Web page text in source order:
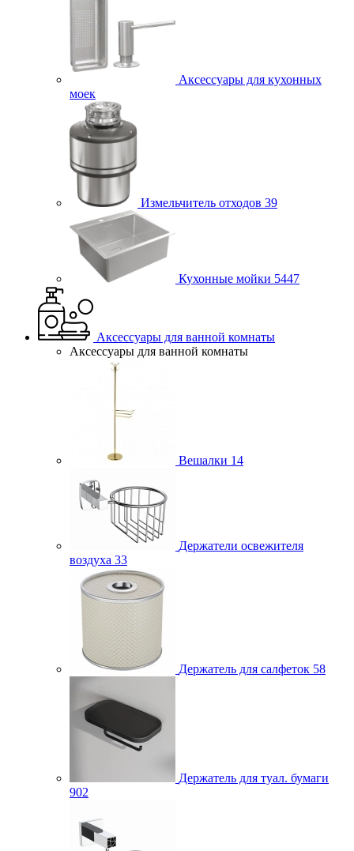
Аксессуары для кухонных
моек
Измельчитель отходов 39
Кухонные мойки 5447
Аксессуары для ванной комнаты
Аксессуары для ванной комнаты
Вешалки 14
Держатели освежителя
воздуха 33
Держатель для салфеток 58
Держатель для туал. бумаги
902